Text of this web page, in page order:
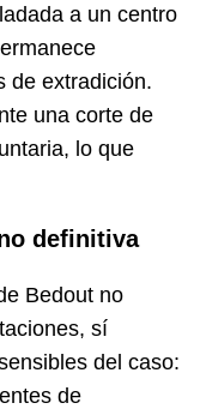
a un centro
de extradición.
una corte de
lo que
definitiva
Bedout no
sí
del caso:
de